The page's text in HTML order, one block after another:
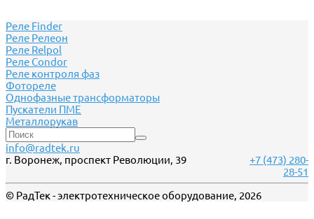
Реле Finder
Реле Релеон
Реле Relpol
Реле Сondor
Реле контроля фаз
Фотореле
Однофазные трансформаторы
Пускатели ПМЕ
Металлорукав
info@radtek.ru
г. Воронеж, проспект Революции, 39
+7 (473) 280-
28-51
© РадТек - электротехническое оборудование, 2026